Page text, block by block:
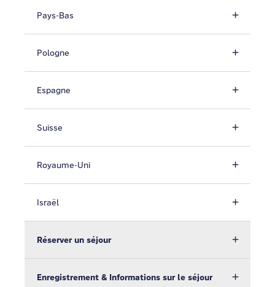
Pays-Bas
Pologne
Espagne
Suisse
Royaume-Uni
Israël
Réserver un séjour
Enregistrement & Informations sur le séjour